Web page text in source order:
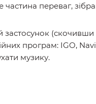
переваг,
програм: IGO,
музику.